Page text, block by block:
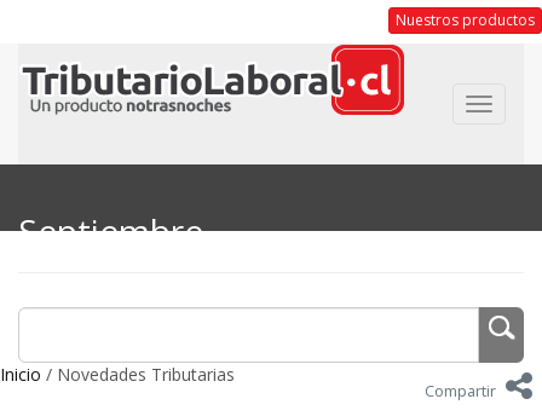
Nuestros productos
Toggle
Septiembre
Inicio / Novedades Tributarias
Compartir